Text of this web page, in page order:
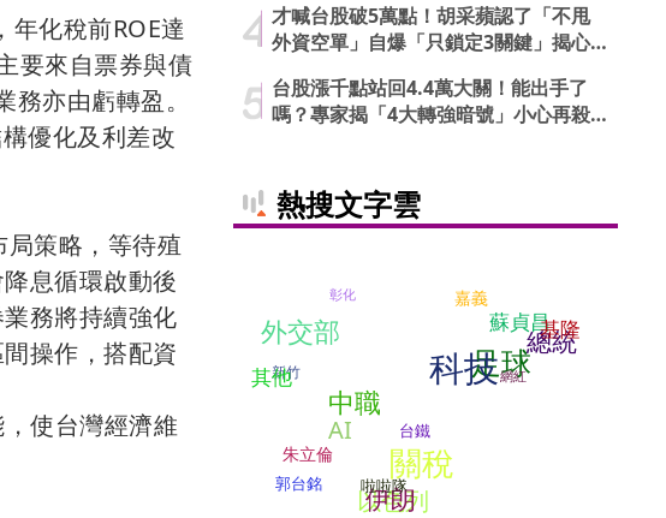
化稅前ROE達
要來自票券與債
亦由虧轉盈。
優化及利差改
策略，等待殖
息循環啟動後
務將持續強化
操作，搭配資
使台灣經濟維
才喊台股破5萬點！胡采蘋認了「不甩
外資空單」自爆「只鎖定3關鍵」揭心
台股漲千點站回4.4萬大關！能出手了
嗎？專家揭「4大轉強暗號」小心再殺
熱搜文字雲
關稅
足球總統
新竹
以色列
嘉義
台鐵
蘇貞昌
彰化
伊朗
基隆
其他
郭台銘
AI
朱立倫
中職
科技
啦啦隊
網紅
外交部